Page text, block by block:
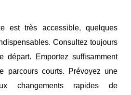
est très accessible, quelques
Consultez toujours
départ.
Emportez suffisamment
parcours courts.
Prévoyez une
changements rapides de